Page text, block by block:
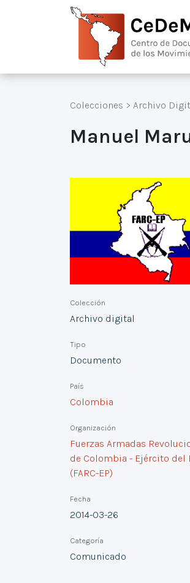
Colecciones > Archivo
Manuel
Colección
Archivo digital
Tipo
Documento
País
Colombia
Organización
Fuerzas Armadas
de Colombia - Ejército del
(FARC-EP)
Fecha
2014-03-26
Categoría
Comunicado